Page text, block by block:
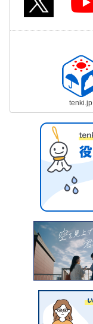
tenki.jp